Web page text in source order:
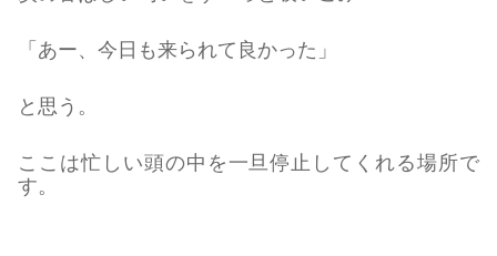
「あー、今日も来られて良かった」
と思う。
ここは忙しい頭の中を一旦停止してくれる場所で
す。